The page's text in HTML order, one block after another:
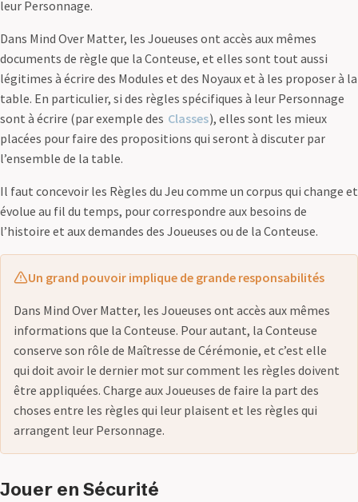
leur Personnage.
Dans Mind Over Matter, les Joueuses ont accès aux mêmes
documents de règle que la Conteuse, et elles sont tout aussi
légitimes à écrire des Modules et des Noyaux et à les proposer à la
table. En particulier, si des règles spécifiques à leur Personnage
sont à écrire (par exemple des Classes), elles sont les mieux
placées pour faire des propositions qui seront à discuter par
l’ensemble de la table.
Il faut concevoir les Règles du Jeu comme un corpus qui change et
évolue au fil du temps, pour correspondre aux besoins de
l’histoire et aux demandes des Joueuses ou de la Conteuse.
Un grand pouvoir implique de grande responsabilités
Dans Mind Over Matter, les Joueuses ont accès aux mêmes
informations que la Conteuse. Pour autant, la Conteuse
conserve son rôle de Maîtresse de Cérémonie, et c’est elle
qui doit avoir le dernier mot sur comment les règles doivent
être appliquées. Charge aux Joueuses de faire la part des
choses entre les règles qui leur plaisent et les règles qui
arrangent leur Personnage.
Jouer en Sécurité